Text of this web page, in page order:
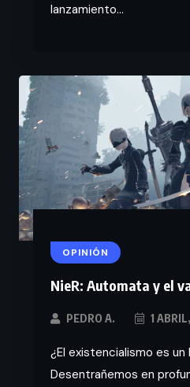
lanzamiento...
OPINIÓN
NieR: Automata y el
PEDRO A. 1
¿El existencialismo es un
Desentrañemos en